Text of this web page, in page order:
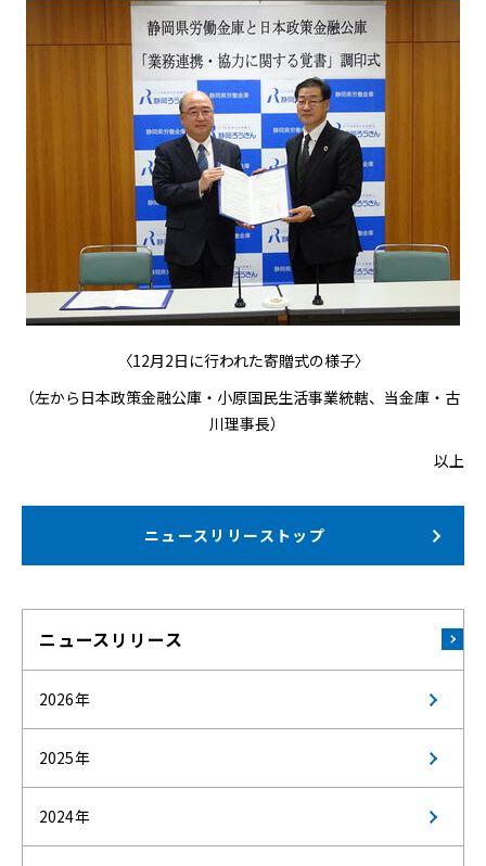
〈12月2日に行われた寄贈式の様子〉
（左から日本政策金融公庫・小原国民生活事業統轄、当金庫・古
川理事長）
以上
ニュースリリーストップ
ニュースリリース
2026年
2025年
2024年